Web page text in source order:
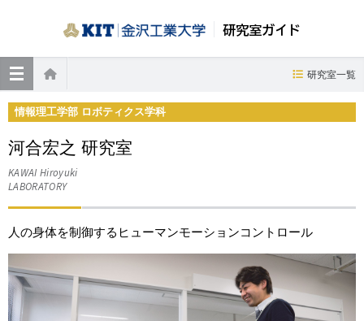
研究室ガイド
ホーム
研究室一覧
情報理工学部 ロボティクス学科
河合宏之 研究室
KAWAI Hiroyuki
LABORATORY
人の身体を制御するヒューマンモーションコントロール